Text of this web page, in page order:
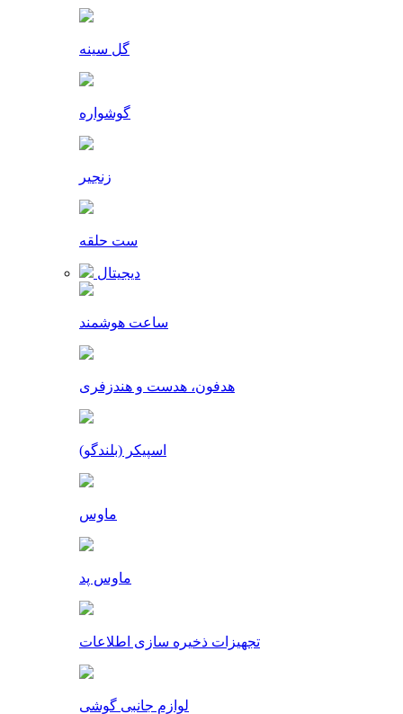
گل سینه
گوشواره
زنجیر
ست حلقه
دیجیتال
ساعت هوشمند
هدفون، هدست و هندزفری
اسپیکر (بلندگو)
ماوس
ماوس پد
تجهیزات ذخیره سازی اطلاعات
لوازم جانبی گوشی